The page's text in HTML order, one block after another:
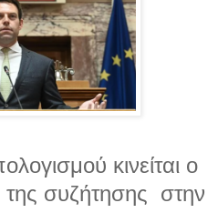
κινείται ο
συζήτησης στην